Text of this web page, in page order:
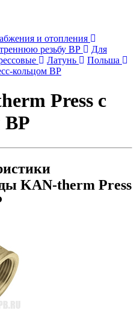
и отопления
резьбу ВР
Для
Латунь
Польша
кольцом ВР
Press с
ВР
KAN-therm Press